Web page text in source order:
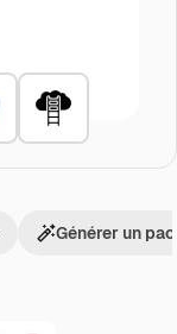
Générer un